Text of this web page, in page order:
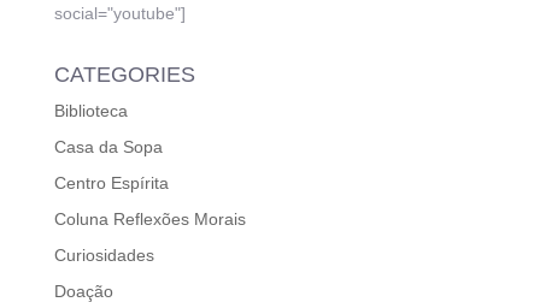
social="youtube"]
CATEGORIES
Biblioteca
Casa da Sopa
Centro Espírita
Coluna Reflexões Morais
Curiosidades
Doação